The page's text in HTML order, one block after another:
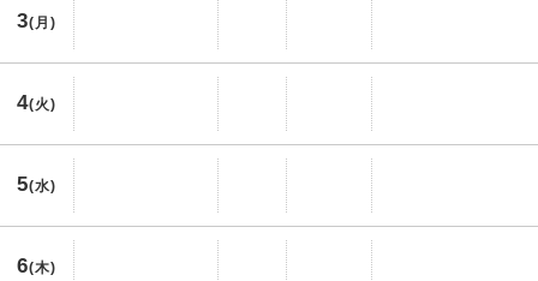
3(月)
4(火)
5(水)
6(木)